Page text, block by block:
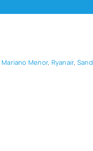
Mariano Menor, Rya­nair,